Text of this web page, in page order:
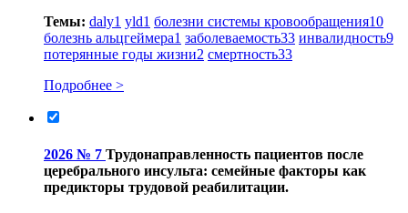
Темы: daly1 yld1 болезни системы кровообращения10
болезнь альцгеймера1 заболеваемость33 инвалидность9
потерянные годы жизни2 смертность33
Подробнее >
2026 № 7 Трудонаправленность пациентов после
церебрального инсульта: семейные факторы как
предикторы трудовой реабилитации.